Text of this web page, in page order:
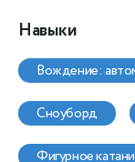
Навыки
вождение:
сноуборд
фигурное